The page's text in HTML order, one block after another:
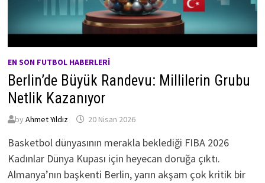
EN SON FUTBOL HABERLERI
Berlin’de Büyük Randevu: Millilerin Grubu
Netlik Kazanıyor
by Ahmet Yıldız 20 Nisan 2026
Basketbol dünyasının merakla beklediği FIBA 2026
Kadınlar Dünya Kupası için heyecan doruğa çıktı.
Almanya’nın başkenti Berlin, yarın akşam çok kritik bir